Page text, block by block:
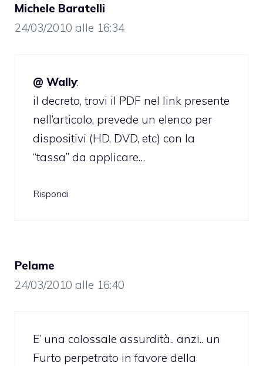
Michele Baratelli
24/03/2010 alle 16:34
@ Wally:
il decreto, trovi il PDF nel link presente
nell’articolo, prevede un elenco per
dispositivi (HD, DVD, etc) con la
“tassa” da applicare…
Rispondi
Pelame
24/03/2010 alle 16:40
E’ una colossale assurdità.. anzi.. un
Furto perpetrato in favore della